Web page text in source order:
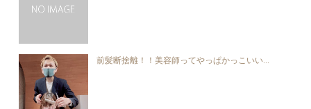
前髪断捨離！！美容師ってやっぱかっこいい...